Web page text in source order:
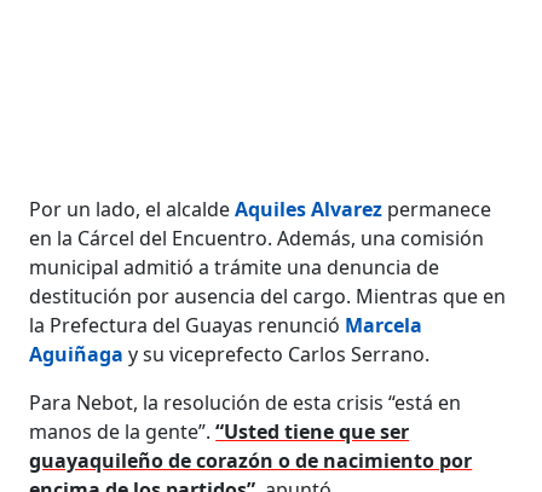
Por un lado, el alcaldeAquiles Alvarez permanece
en la Cárcel del Encuentro. Además, una comisión
municipal admitió a trámite una denuncia de
destitución por ausencia del cargo. Mientras que en
la Prefectura del Guayas renunció Marcela
Aguiñaga y su viceprefecto Carlos Serrano.
Para Nebot, la resolución de esta crisis “está en
manos de la gente”.“Usted tiene que ser
guayaquileño de corazón o de nacimiento por